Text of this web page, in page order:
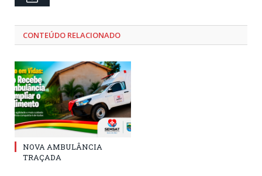
CONTEÚDO RELACIONADO
NOVA AMBULÂNCIA
TRAÇADA